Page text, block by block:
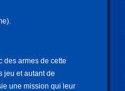
des armes de cette
jeu et autant de
une mission qui leur